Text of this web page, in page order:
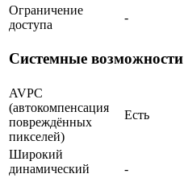
Ограничение
доступа
-
Системные возможности
AVPC
(автокомпенсация
повреждённых
пикселей)
Есть
Широкий
динамический
-